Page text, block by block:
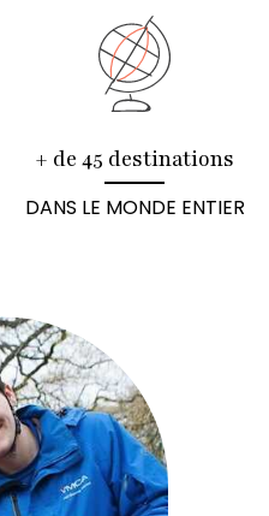
+ de 45 destinations
DANS LE MONDE ENTIER